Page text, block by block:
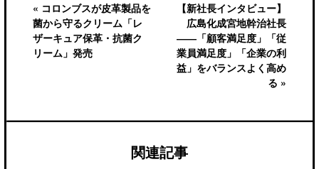
« コロンブスが皮革製品を
菌から守るクリーム「レ
ザーキュア保革・抗菌ク
リーム」発売
【新社長インタビュー】
広島化成宮地幹治社長
――「顧客満足度」「従
業員満足度」「企業の利
益」をバランスよく高め
る »
関連記事